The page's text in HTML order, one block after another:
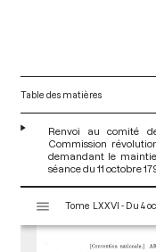
Table des matières
Renvoi au comité
Commission
demandant le
séance du 11 octobre
s